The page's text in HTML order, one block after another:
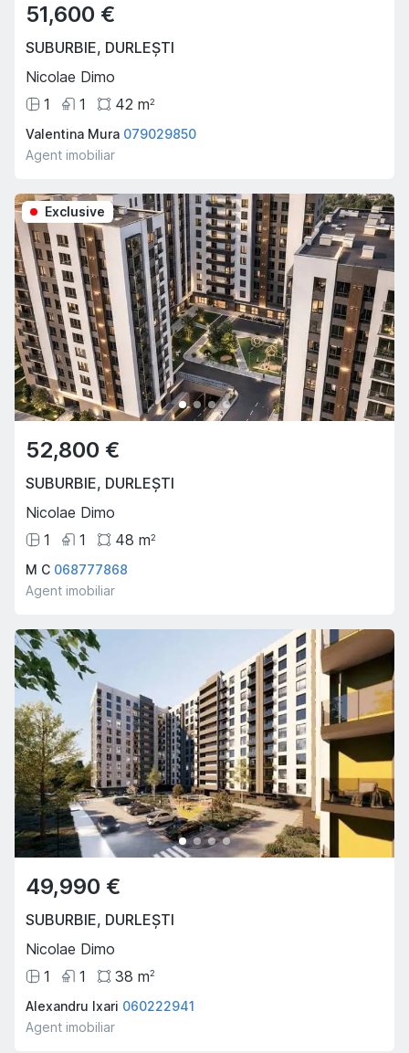
51,600 €
SUBURBIE, DURLEȘTI
Nicolae Dimo
1
1 42 m2
Valentina Mura 079029850
Agent imobiliar
Exclusive
52,800 €
SUBURBIE, DURLEȘTI
Nicolae Dimo
1
1 48 m2
M C 068777868
Agent imobiliar
49,990 €
SUBURBIE, DURLEȘTI
Nicolae Dimo
1
1 38 m2
Alexandru Ixari 060222941
Agent imobiliar